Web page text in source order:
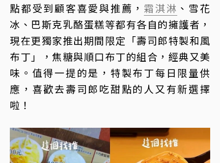
點都受到顧客喜愛與推薦， 霜淇淋 、雪花
冰、巴斯克乳酪蛋糕等都有各自的擁護者，
現在更獨家推出期間限定「壽司郎特製和風
布丁」，焦糖與順口布丁的組合，經典又美
味。值得一提的是，特製布丁每日限量供
應，喜歡去壽司郎吃甜點的人又有新選擇
啦！